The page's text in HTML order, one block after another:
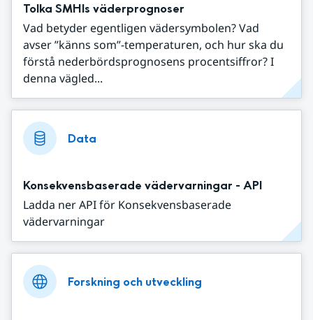
Tolka SMHIs väderprognoser
Vad betyder egentligen vädersymbolen? Vad
avser ”känns som”-temperaturen, och hur ska du
förstå nederbördsprognosens procentsiffror? I
denna vägled...
Data
Konsekvensbaserade vädervarningar - API
Ladda ner API för Konsekvensbaserade
vädervarningar
Forskning och utveckling